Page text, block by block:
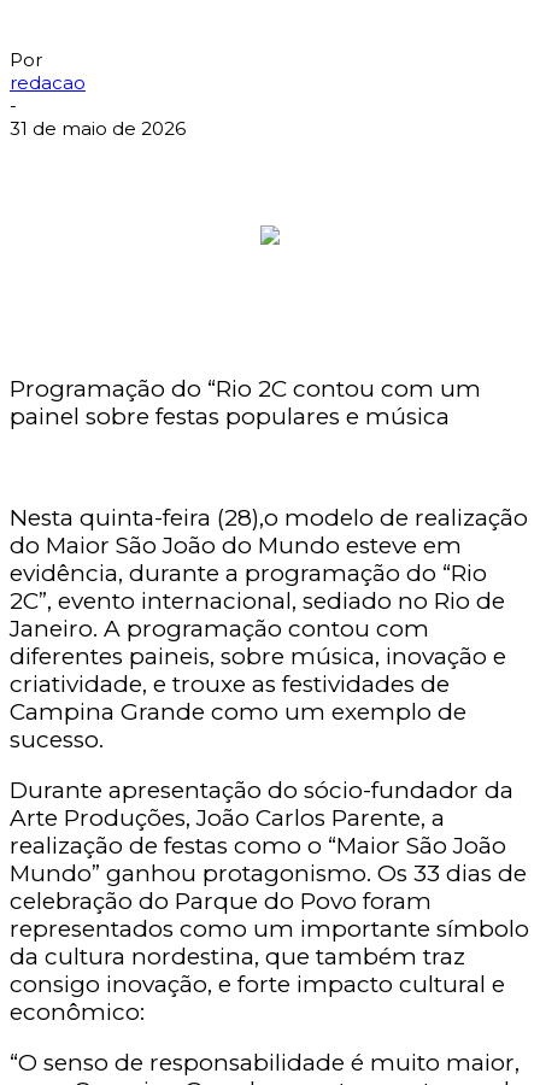
Por
redacao
-
31 de maio de 2026
Programação do “Rio 2C contou com um
painel sobre festas populares e música
Nesta quinta-feira (28),o modelo de realização
do Maior São João do Mundo esteve em
evidência, durante a programação do “Rio
2C”, evento internacional, sediado no Rio de
Janeiro. A programação contou com
diferentes paineis, sobre música, inovação e
criatividade, e trouxe as festividades de
Campina Grande como um exemplo de
sucesso.
Durante apresentação do sócio-fundador da
Arte Produções, João Carlos Parente, a
realização de festas como o “Maior São João
Mundo” ganhou protagonismo. Os 33 dias de
celebração do Parque do Povo foram
representados como um importante símbolo
da cultura nordestina, que também traz
consigo inovação, e forte impacto cultural e
econômico:
“O senso de responsabilidade é muito maior,